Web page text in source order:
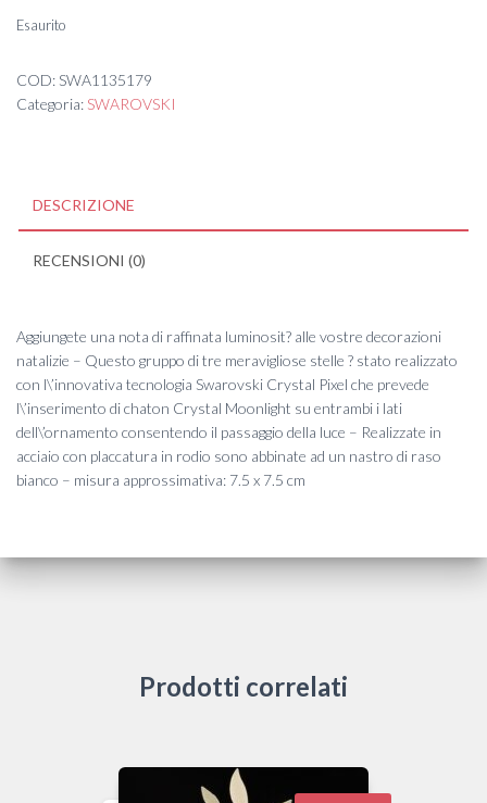
Esaurito
COD: SWA1135179
Categoria: SWAROVSKI
DESCRIZIONE
RECENSIONI (0)
Aggiungete una nota di raffinata luminosit? alle vostre decorazioni
natalizie – Questo gruppo di tre meravigliose stelle ? stato realizzato
con l\’innovativa tecnologia Swarovski Crystal Pixel che prevede
l\’inserimento di chaton Crystal Moonlight su entrambi i lati
dell\’ornamento consentendo il passaggio della luce – Realizzate in
acciaio con placcatura in rodio sono abbinate ad un nastro di raso
bianco – misura approssimativa: 7.5 x 7.5 cm
Prodotti correlati